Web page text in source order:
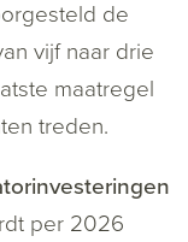
de
vijf naar drie
maatregel
treden.
per 2026